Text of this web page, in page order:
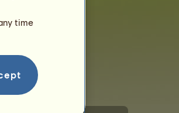
time